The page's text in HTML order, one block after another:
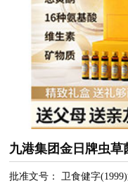
九港集团金日牌虫草
批准文号： 卫食健字